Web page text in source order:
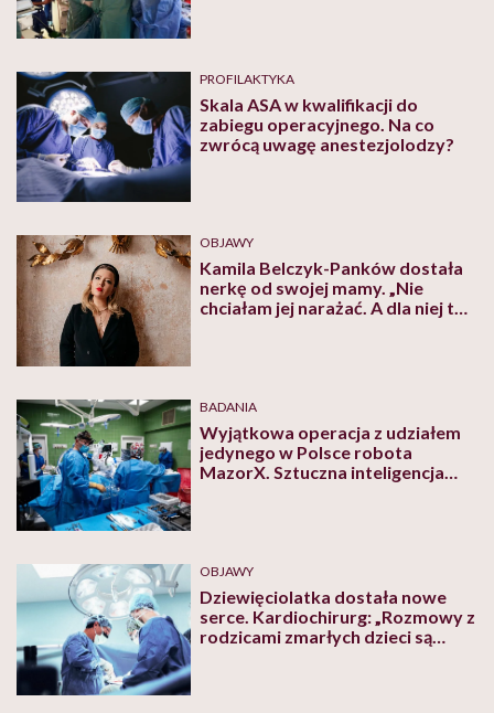
PROFILAKTYKA
Skala ASA w kwalifikacji do
zabiegu operacyjnego. Na co
zwrócą uwagę anestezjolodzy?
OBJAWY
Kamila Belczyk-Panków dostała
nerkę od swojej mamy. „Nie
chciałam jej narażać. A dla niej to
BADANIA
Wyjątkowa operacja z udziałem
jedynego w Polsce robota
MazorX. Sztuczna inteligencja
OBJAWY
Dziewięciolatka dostała nowe
serce. Kardiochirurg: „Rozmowy z
rodzicami zmarłych dzieci są